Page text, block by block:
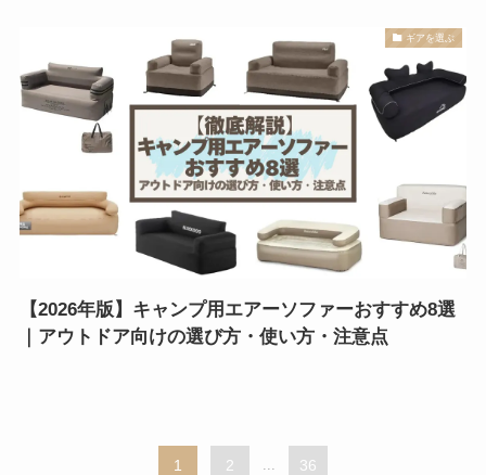
ギアを選ぶ
【2026年版】キャンプ用エアーソファーおすすめ8選
｜アウトドア向けの選び方・使い方・注意点
1 2 36